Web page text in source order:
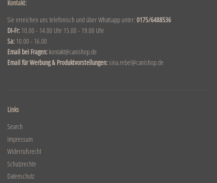
Kontakt:
Sie erreichen uns telefonisch und über Whatsapp unter: 0175/6488536
DI-Fr: 10.00 - 14.00 Uhr 15.00 - 19.00 Uhr
Sa: 10.00 - 16.00
Email bei Fragen: kontakt@canishop.de
Email für Werbung & Produktvorstellungen:sina.rebel@canishop.de
Links
Search
Impressum
Widerrufsrecht
Schutzrechte
Datenschutz